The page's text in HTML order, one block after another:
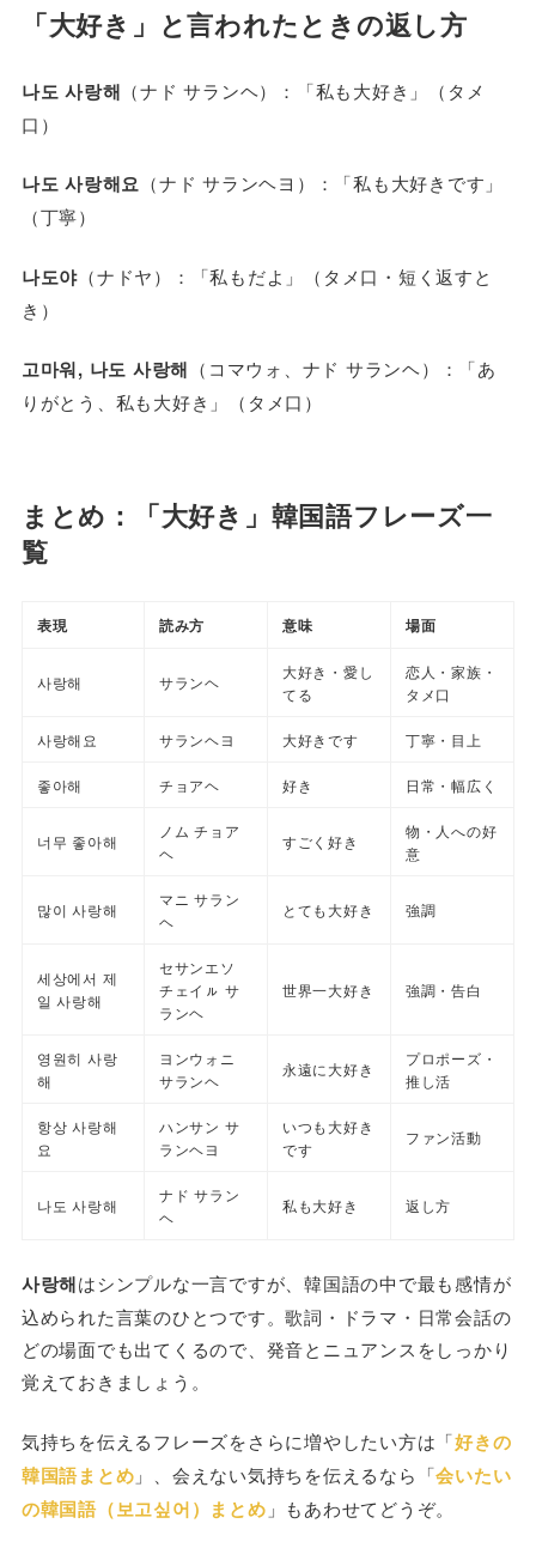
「大好き」と言われたときの返し方
나도 사랑해 （ナド サランヘ）：「私も大好き」（タメ
口）
나도 사랑해요 （ナド サランヘヨ）：「私も大好きです」
（丁寧）
나도야 （ナドヤ）：「私もだよ」（タメ口・短く返すと
き）
고마워, 나도 사랑해 （コマウォ、ナド サランヘ）：「あ
りがとう、私も大好き」（タメ口）
まとめ：「大好き」韓国語フレーズ一
覧
表現 読み方 意味 場面
사랑해 サランヘ
大好き・愛し
てる
恋人・家族・
タメ口
사랑해요 サランヘヨ 大好きです 丁寧・目上
좋아해 チョアヘ 好き 日常・幅広く
너무 좋아해
ノム チョア
ヘ
すごく好き
物・人への好
意
많이 사랑해
マニ サラン
ヘ
とても大好き 強調
세상에서 제
일 사랑해
セサンエソ
チェイㇽ サ
ランヘ
世界一大好き 強調・告白
영원히 사랑
해
ヨンウォニ
サランヘ
永遠に大好き
プロポーズ・
推し活
항상 사랑해
요
ハンサン サ
ランヘヨ
いつも大好き
です
ファン活動
나도 사랑해
ナド サラン
ヘ
私も大好き 返し方
사랑해はシンプルな一言ですが、韓国語の中で最も感情が
込められた言葉のひとつです。歌詞・ドラマ・日常会話の
どの場面でも出てくるので、発音とニュアンスをしっかり
覚えておきましょう。
気持ちを伝えるフレーズをさらに増やしたい方は「好きの
韓国語まとめ 」、会えない気持ちを伝えるなら「会いたい
の韓国語（보고싶어）まとめ 」もあわせてどうぞ。